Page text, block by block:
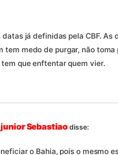
já definidas pela CBF. As
tem medo de purgar, não toma
que enftentar quem vier.
Sebastiao disse:
o Bahia, pois o mesmo